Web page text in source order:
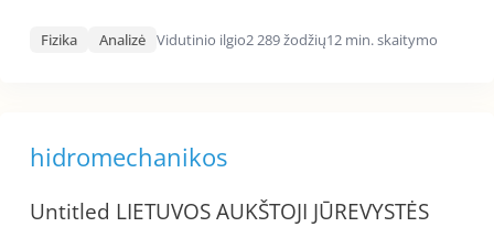
Fizika Analizė Vidutinio ilgio2 289 žodžių12 min. skaitymo
hidromechanikos
Untitled LIETUVOS AUKŠTOJI JŪREVYSTĖS